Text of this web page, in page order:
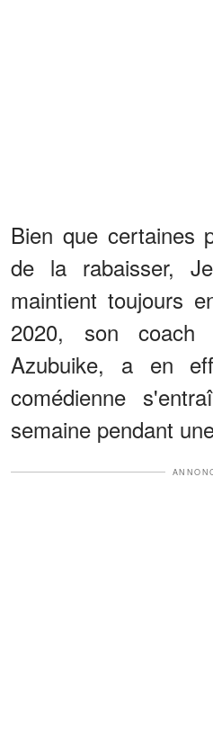
Bien que certaines
de la rabaisser,
maintient toujours
2020, son coach
Azubuike, a en
comédienne
semaine pendant